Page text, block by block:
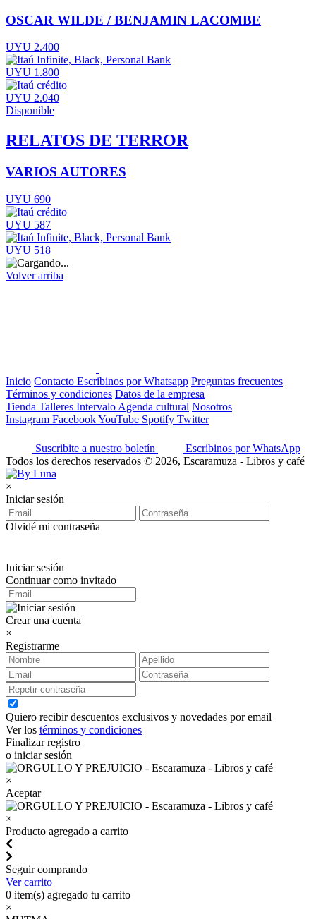
OSCAR WILDE / BENJAMIN LACOMBE
UYU 2.400
UYU 1.800
UYU 2.040
Disponible
RELATOS DE TERROR
VARIOS AUTORES
UYU 690
UYU 587
UYU 518
Volver arriba
Inicio Contacto Escribinos por Whatsapp Preguntas frecuentes
Términos y condiciones Datos de la empresa
Tienda Talleres Intervalo Agenda cultural Nosotros
Instagram FacebookYouTube Spotify Twitter
Suscribite a nuestro boletín
Escribinos por WhatsApp
Todos los derechos reservados © 2026, Escaramuza - Libros y café
×
Iniciar sesión
Olvidé mi contraseña
Iniciar sesión
Continuar como invitado
Crear una cuenta
×
Registrarme
Quiero recibir descuentos exclusivos y novedades por email
Ver los términos y condiciones
Finalizar registro
o iniciar sesión
×
Aceptar
×
Producto agregado a carrito
Seguir comprando
Ver carrito
0 item(s) agregado tu carrito
×